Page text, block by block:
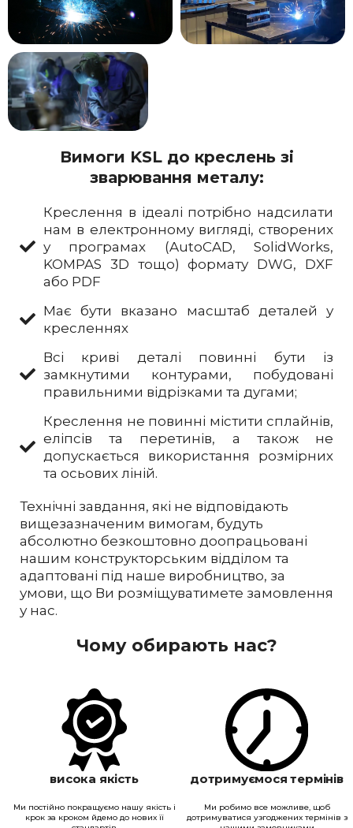
Вимоги KSL до креслень зі
зварювання металу:
Креслення в ідеалі потрібно надсилати
нам в електронному вигляді, створених
у програмах (AutoCAD, SolidWorks,
KOMPAS 3D тощо) формату DWG, DXF
або PDF
Має бути вказано масштаб деталей у
кресленнях
Всі криві деталі повинні бути із
замкнутими контурами, побудовані
правильними відрізками та дугами;
Креслення не повинні містити сплайнів,
еліпсів та перетинів, а також не
допускається використання розмірних
та осьових ліній.
Технічні завдання, які не відповідають
вищезазначеним вимогам, будуть
абсолютно безкоштовно доопрацьовані
нашим конструкторським відділом та
адаптовані під наше виробництво, за
умови, що Ви розміщуватимете замовлення
у нас.
Чому обирають нас?
висока якість
Ми постійно покращуємо нашу якість і
крок за кроком йдемо до нових її
дотримуємося термінів
Ми робимо все можливе, щоб
дотримуватися узгоджених термінів з